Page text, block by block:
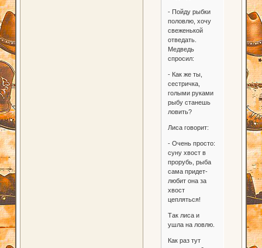
- Пойду рыбки
половлю, хочу
свеженькой
отведать.
Медведь
спросил:
- Как же ты,
сестричка,
голыми руками
рыбу станешь
ловить?
Лиса говорит:
- Очень просто:
суну хвост в
прорубь, рыба
сама придет-
любит она за
хвост
цепляться!
Так лиса и
ушла на ловлю.
Как раз тут